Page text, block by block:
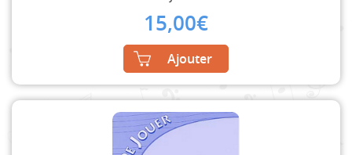
15,00€
Ajouter